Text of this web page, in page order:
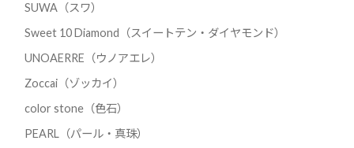
SUWA（スワ）
Sweet 10 Diamond（スイートテン・ダイヤモンド）
UNOAERRE（ウノアエレ）
Zoccai（ゾッカイ）
color stone（色石）
PEARL（パール・真珠）